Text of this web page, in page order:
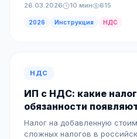
26.03.2026 10 мин 615
2026 Инструкция НДС
НДС
ИП с НДС: какие
обязанности
Налог на добавленную
сложных налогов в